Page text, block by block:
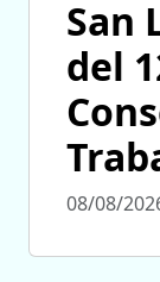
San
del
08/08/